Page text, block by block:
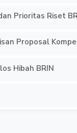
Prioritas Riset
Proposal
Hibah BRIN